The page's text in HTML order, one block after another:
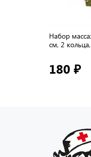
Набор
см, 2
180 ₽